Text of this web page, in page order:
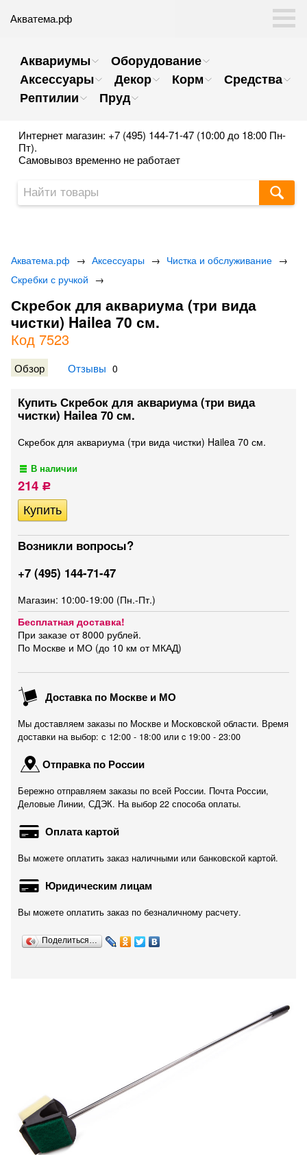
Акватема.рф
Аквариумы
Оборудование
Аксессуары
Декор Корм
Средства
Рептилии
Пруд
Интернет магазин: +7 (495) 144-71-47 (10:00 до 18:00 Пн-
Пт).
Самовывоз временно не работает
Акватема.рф → Аксессуары → Чистка и обслуживание →
Скребки с ручкой →
Скребок для аквариума (три вида
чистки) Hailea 70 см.
Код 7523
Обзор Отзывы 0
Купить Скребок для аквариума (три вида
чистки) Hailea 70 см.
Скребок для аквариума (три вида чистки) Hailea 70 см.
В наличии
214 Р
Возникли вопросы?
+7 (495) 144-71-47
Магазин: 10:00-19:00 (Пн.-Пт.)
Бесплатная доставка!
При заказе от 8000 рублей.
По Москве и МО (до 10 км от МКАД)
Доставка по Москве и МО
Мы доставляем заказы по Москве и Московской области. Время
доставки на выбор: с 12:00 - 18:00 или c 19:00 - 23:00
Отправка по России
Бережно отправляем заказы по всей России. Почта России,
Деловые Линии, СДЭК. На выбор 22 способа оплаты.
Оплата картой
Вы можете оплатить заказ наличными или банковской картой.
Юридическим лицам
Вы можете оплатить заказ по безналичному расчету.
Поделиться…